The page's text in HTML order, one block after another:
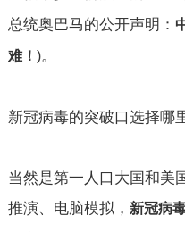
总统奥巴马的公开声明：
难！ )。
新冠病毒的突破口选择哪
当然是第一人口大国和美
推演、电脑模拟， 新冠病